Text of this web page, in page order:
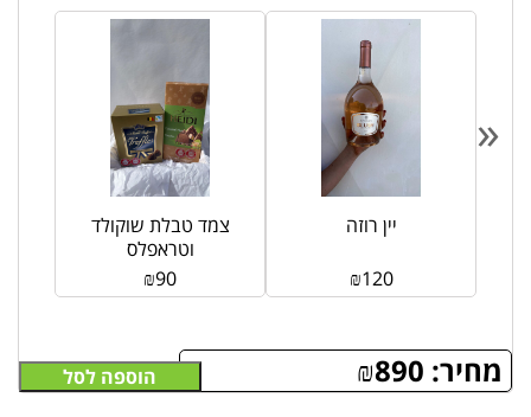
מחיר: ₪890 הוספה לסל
צמד טבלת שוקולד
וטראפלס
₪90
יין רוזה
₪120
«